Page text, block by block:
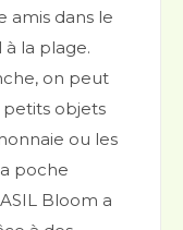
amis dans le
la plage.
on peut
petits objets
ou les
poche
Bloom a